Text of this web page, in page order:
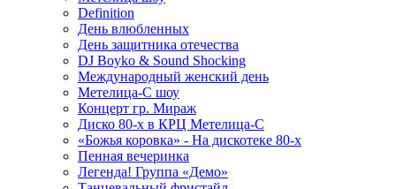
Definition
День влюбленных
День защитника отечества
DJ Boyko & Sound Shocking
Международный женский день
Метелица-С шоу
Концерт гр. Мираж
Диско 80-х в КРЦ Метелица-С
«Божья коровка» - На дискотеке 80-х
Пенная вечеринка
Легенда! Группа «Демо»